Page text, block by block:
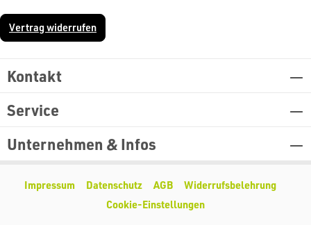
Vertrag widerrufen
Kontakt
Service
Unternehmen & Infos
Impressum Datenschutz AGB
Widerrufsbelehrung
Cookie-Einstellungen